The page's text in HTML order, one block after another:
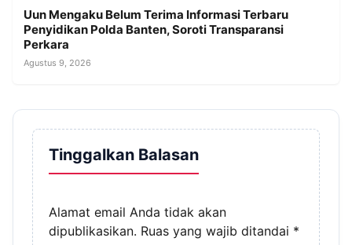
Uun Mengaku Belum Terima Informasi Terbaru
Penyidikan Polda Banten, Soroti Transparansi
Perkara
Agustus 9, 2026
Tinggalkan Balasan
Alamat email Anda tidak akan
dipublikasikan. Ruas yang wajib ditandai *